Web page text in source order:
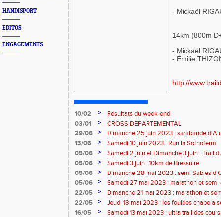
HANDISPORT
EDITOS
ENGAGEMENTS
- Mickaël
14km (800m
- Mickaël
- Émilie
http://
10/02 >
Résultats du week-end
03/01
>
CROSS DEPARTEMENTAL
29/06
>
Dimanche 25 juin 2023 : sarabande
13/06
>
Samedi 10 juin 2023 : Run In Sothoferm
05/06
>
Samedi 2 juin et Dimanche 3 juin : Trail
Velay
05/06 >
Samedi 3 juin : 10km de Bressuire
05/06
>
Dimanche 28 mai 2023 : semi Sables
05/06
>
Samedi 27 mai 2023 : marathon et semi
22/05
>
Dimanche 21 mai 2023 : marathon et
22/05
>
Jeudi 18 mai 2023 : les foulées
16/05
>
Samedi 13 mai 2023 : ultra trail des